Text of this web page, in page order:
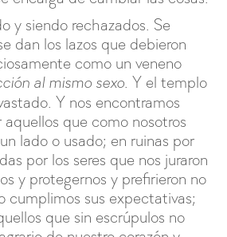
y siendo rechazados. Se
dan los lazos que debieron
como un veneno
al mismo sexo. Y el templo
Y nos encontramos
que como nosotros
lado o usado; en ruinas por
por los seres que nos juraron
y protegernos y prefirieron no
cumplimos sus expectativas;
que sin escrúpulos no